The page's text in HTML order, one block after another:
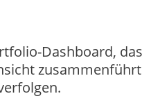
Dashboard,